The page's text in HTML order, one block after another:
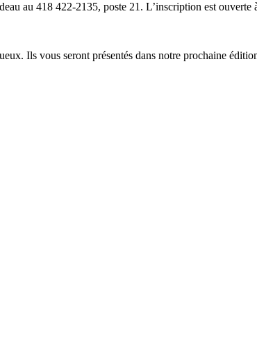
au 418 422-2135, poste 21. L’inscription est
Ils vous seront présentés dans notre prochaine